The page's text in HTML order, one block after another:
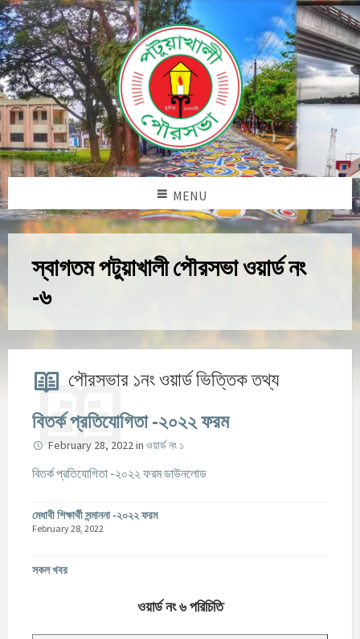
MENU
স্বাগতম পটুয়াখালী পৌরসভা ওয়ার্ড নং
-৬
পৌরসভার ১নং ওয়ার্ড ভিত্তিক তথ্য
বিতর্ক প্রতিযোগিতা -২০২২ ফরম
February 28, 2022in ওয়ার্ড নং ১
বিতর্ক প্রতিযোগিতা -২০২২ ফরম ডাউনলোড
মেধাবী শিক্ষার্থী সন্মাননা -২০২২ ফরম
February 28, 2022
সকল খবর
ওয়ার্ড নং ৬ পরিচিতি